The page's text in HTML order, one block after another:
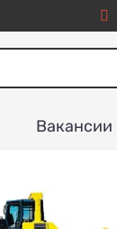
Вакансии